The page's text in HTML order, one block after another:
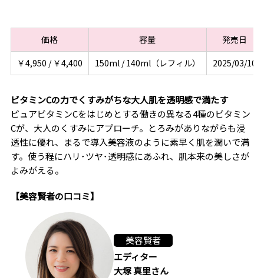
価格 容量
発売日
￥4,950 / ￥4,400
150ml / 140ml（レフィル） 2025/03/10
ビタミンCの力でくすみがちな大人肌を透明感で満たす
ピュアビタミンCをはじめとする働きの異なる4種のビタミン
Cが、大人のくすみにアプローチ。とろみがありながらも浸
透性に優れ、まるで導入美容液のように素早く肌を潤いで満
す。使う程にハリ･ツヤ･透明感にあふれ、肌本来の美しさが
よみがえる。
【美容賢者の口コミ】
美容賢者
エディター
大塚 真里さん